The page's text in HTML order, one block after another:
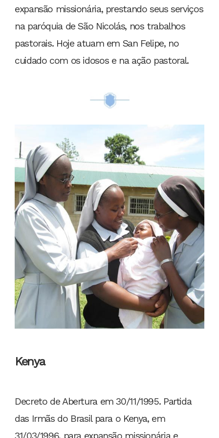
expansão missionária, prestando seus serviços
na paróquia de São Nicolás, nos trabalhos
pastorais. Hoje atuam em San Felipe, no
cuidado com os idosos e na ação pastoral.
Kenya
Decreto de Abertura em 30/11/1995. Partida
das Irmãs do Brasil para o Kenya, em
31/03/1996, para expansão missionária e